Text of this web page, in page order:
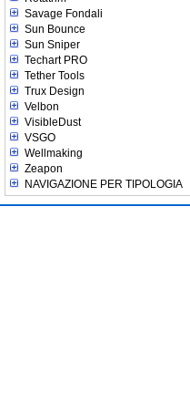
Savage Fondali
Sun Bounce
Sun Sniper
Techart PRO
Tether Tools
Trux Design
Velbon
VisibleDust
VSGO
Wellmaking
Zeapon
NAVIGAZIONE PER TIPOLOGIA